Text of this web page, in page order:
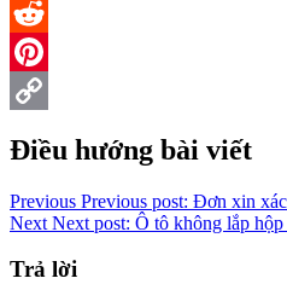
Twitter
Reddit
Pinterest
Điều hướng bài viết
Previous Previous post: Đơn xin
Next Next post: Ô tô không lắp
Trả lời